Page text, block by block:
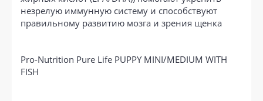
незрелую иммунную систему и способствуют
правильному развитию мозга и зрения щенка
Pro-Nutrition Pure Life PUPPY MINI/MEDIUM WITH
FISH